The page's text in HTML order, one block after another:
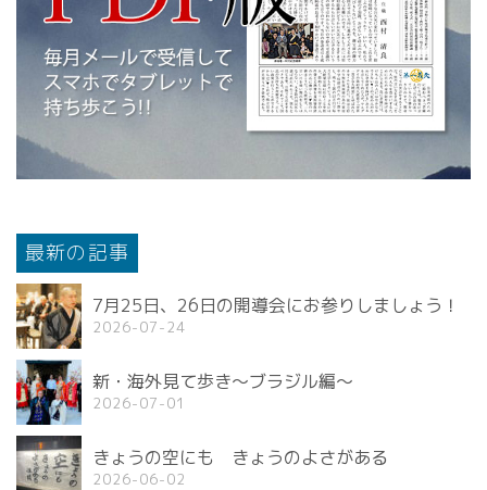
最新の記事
7月25日、26日の開導会にお参りしましょう！
2026-07-24
新・海外見て歩き〜ブラジル編〜
2026-07-01
きょうの空にも きょうのよさがある
2026-06-02